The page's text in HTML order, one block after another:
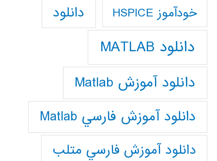
خودآموز HSPICE دانلود
دانلود MATLAB
دانلود آموزش Matlab
دانلود آموزش فارسي Matlab
دانلود آموزش فارسي متلب